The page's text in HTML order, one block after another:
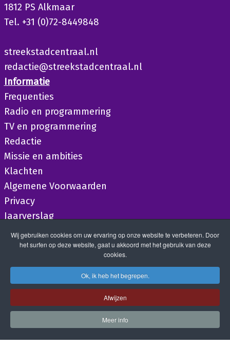
1812 PS Alkmaar
Tel. +31 (0)72-8449848
streekstadcentraal.nl
redactie@streekstadcentraal.nl
Informatie
Frequenties
Radio en programmering
TV en programmering
Redactie
Missie en ambities
Klachten
Algemene Voorwaarden
Privacy
Jaarverslag
Wij gebruiken cookies om uw ervaring op onze website te verbeteren. Door
het surfen op deze website, gaat u akkoord met het gebruik van deze
cookies.
Ok, ik heb het begrepen.
Afwijzen
Meer info